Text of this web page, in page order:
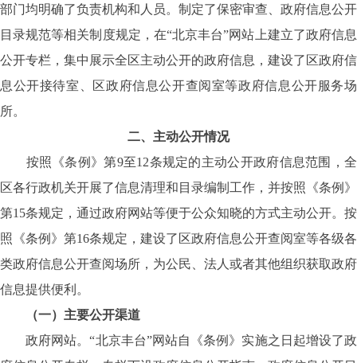
部门均明确了负责机构和人员。制定了保密审查、政府信息公开
目录规范等相关制度规定，在“北京丰台”网站上建立了政府信息
公开专栏，集中展示全区主动公开的政府信息，建设了区政府信
息公开接待室、区政府信息公开查阅室等政府信息公开服务场
所。
二、主动公开情况
按照《条例》第9至12条规定的主动公开政府信息范围，全
区各行政机关开展了信息清理和目录编制工作，并按照《条例》
第15条规定，通过政府网站等便于公众知晓的方式主动公开。按
照《条例》第16条规定，建设了区政府信息公开查阅室等各级各
类政府信息公开查阅场所，为公民、法人或者其他组织获取政府
信息提供便利。
（一） 主要公开渠道
政府网站。“北京丰台”网站自《条例》实施之日起增设了政